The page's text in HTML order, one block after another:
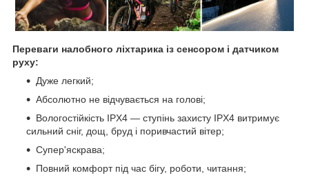
Переваги налобного ліхтарика із сенсором і датчиком
руху:
Дуже легкий;
Абсолютно не відчувається на голові;
Вологостійкість IPX4 — ступінь захисту IPX4 витримує
сильний сніг, дощ, бруд і поривчастий вітер;
Супер'яскрава;
Повний комфорт під час бігу, роботи, читання;